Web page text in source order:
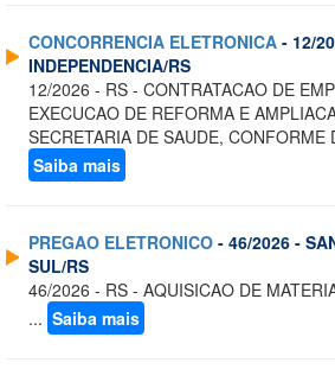
CONCORRENCIA ELETRONICA - 12/
INDEPENDENCIA/RS
12/2026 - RS - CONTRATACAO DE
EXECUCAO DE REFORMA E
SECRETARIA DE SAUDE, CONFORME
Saiba mais
PREGAO ELETRONICO - 46/2026 -
SUL/RS
46/2026 - RS - AQUISICAO DE
... Saiba mais